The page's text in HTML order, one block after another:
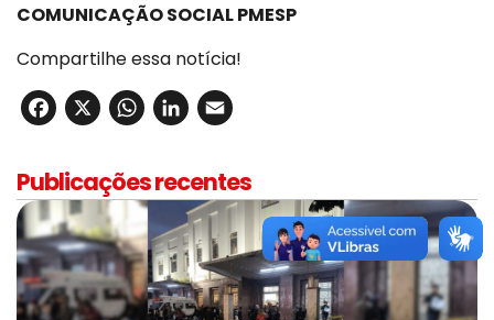
COMUNICAÇÃO SOCIAL PMESP
Compartilhe essa notícia!
Facebook
X WhatsApp
LinkedIn
Publicações recentes